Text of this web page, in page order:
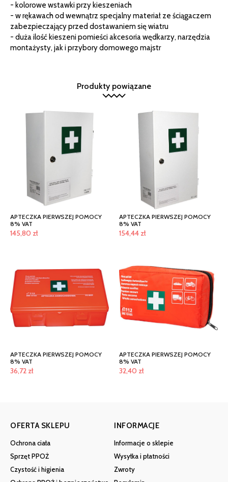
- kolorowe wstawki przy kieszeniach
- w rękawach od wewnątrz specjalny materiał ze ściągaczem
zabezpieczający przed dostawaniem się wiatru
- duża ilość kieszeni pomieści akcesoria wędkarzy, narzędzia
montażysty, jak i przybory domowego majstr
Produkty powiązane
APTECZKA PIERWSZEJ POMOCY
8% VAT
145,80 zł
APTECZKA PIERWSZEJ POMOCY
8% VAT
154,44 zł
APTECZKA PIERWSZEJ POMOCY
8% VAT
36,72 zł
APTECZKA PIERWSZEJ POMOCY
8% VAT
32,40 zł
OFERTA SKLEPU
Ochrona ciała
Sprzęt PPOŻ
Czystość i higienia
INFORMACJE
Informacje o sklepie
Wysyłka i płatności
Zwroty